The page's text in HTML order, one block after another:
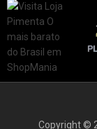
Copyright ©